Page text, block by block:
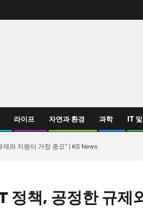
라이프 자연과 환경 과학 IT
와 지원이 가장 중요” | KS News
정책, 공정한 규제